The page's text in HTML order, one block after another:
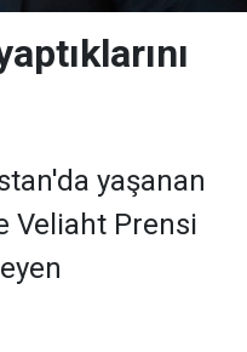
yaşanan
Veliaht Prensi